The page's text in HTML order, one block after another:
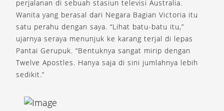
perjalanan di sebuah stasiun televisi Australia.
Wanita yang berasal dari Negara Bagian Victoria itu
satu perahu dengan saya. “Lihat batu-batu itu,”
ujarnya seraya menunjuk ke karang terjal di lepas
Pantai Gerupuk. “Bentuknya sangat mirip dengan
Twelve Apostles. Hanya saja di sini jumlahnya lebih
sedikit.”